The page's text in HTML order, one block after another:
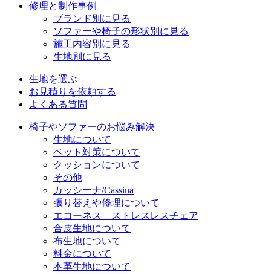
修理と制作事例
ブランド別に見る
ソファーや椅子の形状別に見る
施工内容別に見る
生地別に見る
生地を選ぶ
お見積りを依頼する
よくある質問
椅子やソファーのお悩み解決
生地について
ペット対策について
クッションについて
その他
カッシーナ/Cassina
張り替えや修理について
エコーネス ストレスレスチェア
合皮生地について
布生地について
料金について
本革生地について